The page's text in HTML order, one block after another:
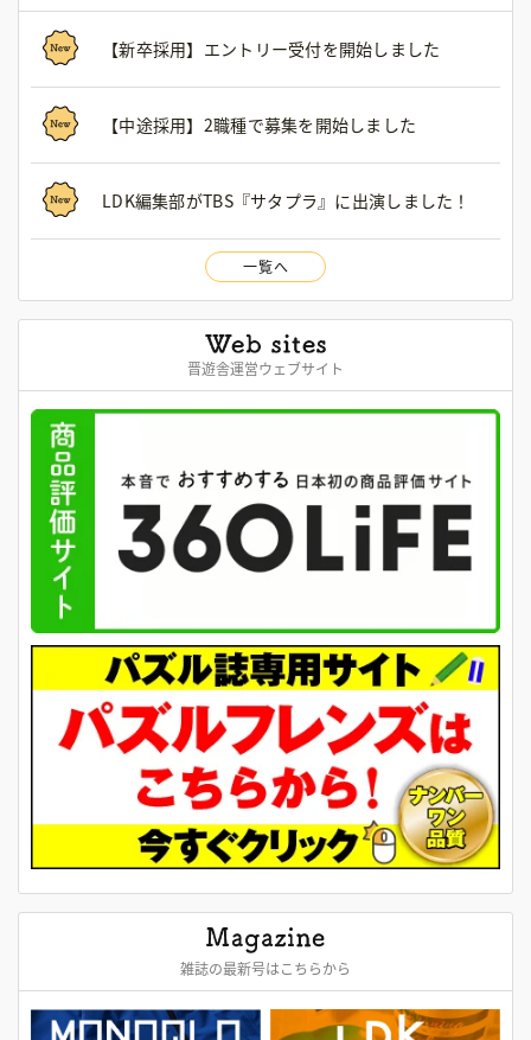
【新卒採用】エントリー受付を開始しました
【中途採用】2職種で募集を開始しました
LDK編集部がTBS『サタプラ』に出演しました！
一覧へ
晋遊舎運営ウェブサイト
雑誌の最新号はこちらから